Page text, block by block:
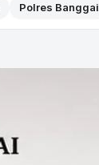
Polres Banggai